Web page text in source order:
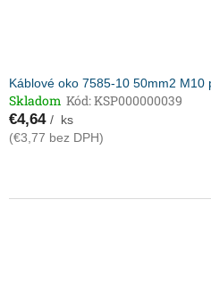
Káblové oko 7585-10 50mm2
Skladom Kód:KSP000000039
€4,64 / ks
(€3,77 bez DPH)